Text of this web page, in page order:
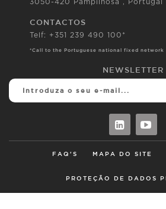
3050-420 Pampilhosa , Portugal
CONTACTOS
Telf: +351 239 490 100*
*Call to the Portuguese national fixed network
NEWSLETTER
FAQ'S MAPA DO SITE
PROTEÇÃO DE DADOS